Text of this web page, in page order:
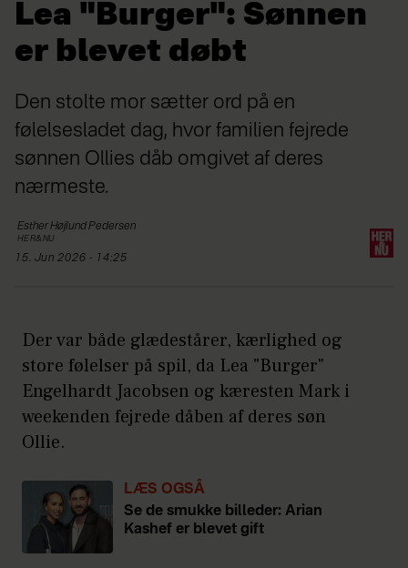
Lea "Burger": Sønnen
er blevet døbt
Den stolte mor sætter ord på en
følelsesladet dag, hvor familien fejrede
sønnen Ollies dåb omgivet af deres
nærmeste.
Esther HøjlundPedersen
HER&NU
15. Jun 2026 - 14:25
Der var både glædestårer, kærlighed og
store følelser på spil, da Lea "Burger"
Engelhardt Jacobsen og kæresten Mark i
weekenden fejrede dåben af deres søn
Ollie.
LÆS OGSÅ
Se de smukke billeder: Arian
Kashef er blevet gift